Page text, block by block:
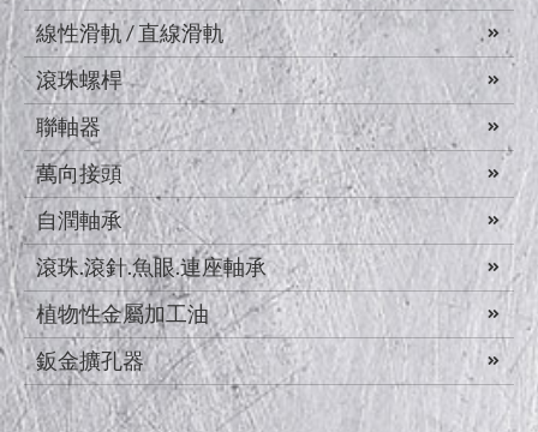
線性滑軌 / 直線滑軌
滾珠螺桿
聯軸器
萬向接頭
自潤軸承
滾珠.滾針.魚眼.連座軸承
植物性金屬加工油
鈑金擴孔器